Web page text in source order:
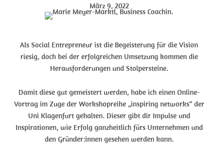
März 9, 2022
Als Social Entrepreneur ist die Begeisterung für die Vision
riesig, doch bei der erfolgreichen Umsetzung kommen die
Herausforderungen und Stolpersteine.
Damit diese gut gemeistert werden, habe ich einen Online-
Vortrag im Zuge der Workshopreihe „inspiring networks“ der
Uni Klagenfurt gehalten. Dieser gibt dir Impulse und
Inspirationen, wie Erfolg ganzheitlich fürs Unternehmen und
den Gründer:innen gesehen werden kann.